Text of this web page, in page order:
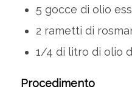
5 gocce di olio
2 rametti di
1/4 di litro di olio
Procedimento